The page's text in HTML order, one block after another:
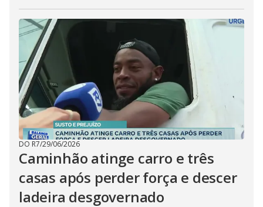
DO R7/29/06/2026
Caminhão atinge carro e três
casas após perder força e descer
ladeira desgovernado